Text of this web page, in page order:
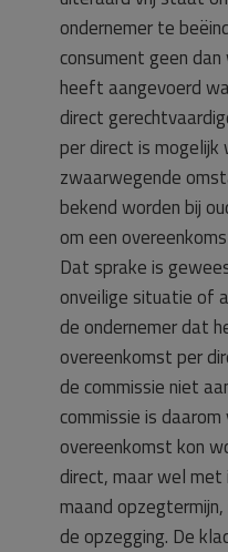
ondernemer te
consument geen
heeft aangevoerd
direct
per direct is mogelijk
zwaarwegende
bekend worden bij
om een
Dat sprake is
onveilige situatie of
de ondernemer dat
overeenkomst per
de commissie niet
commissie is
overeenkomst kon
direct, maar wel met
maand
de opzegging. De